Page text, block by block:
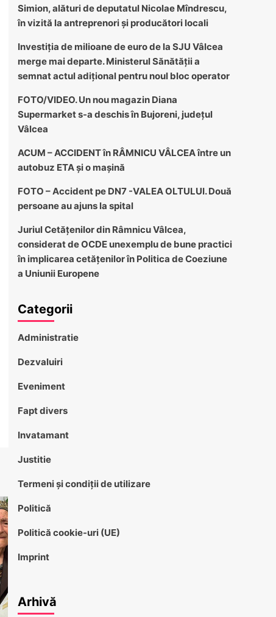
Simion, alături de deputatul Nicolae Mîndrescu,
în vizită la antreprenori și producători locali
Investiția de milioane de euro de la SJU Vâlcea
merge mai departe. Ministerul Sănătății a
semnat actul adițional pentru noul bloc operator
FOTO/VIDEO. Un nou magazin Diana
Supermarket s-a deschis în Bujoreni, județul
Vâlcea
ACUM – ACCIDENT în RÂMNICU VÂLCEA între un
autobuz ETA și o mașină
FOTO – Accident pe DN7 -VALEA OLTULUI. Două
persoane au ajuns la spital
Juriul Cetățenilor din Râmnicu Vâlcea,
considerat de OCDE unexemplu de bune practici
în implicarea cetățenilor în Politica de Coeziune
a Uniunii Europene
Categorii
Administratie
Dezvaluiri
Eveniment
Fapt divers
Invatamant
Justitie
Termeni și condiții de utilizare
Politică
Politică cookie-uri (UE)
Imprint
Arhivă